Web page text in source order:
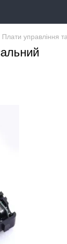
Плати управління